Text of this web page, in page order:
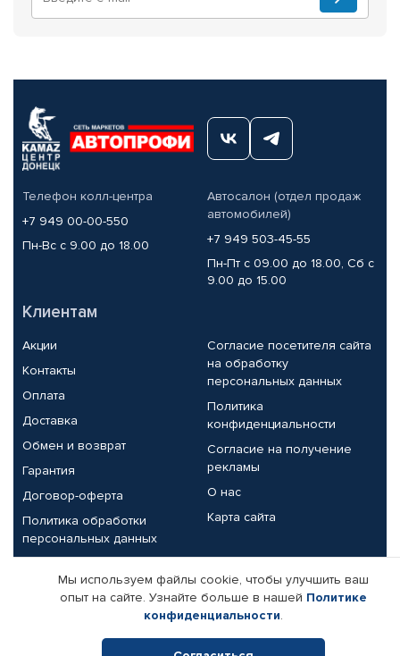
Телефон колл-центра
+7 949 00-00-550
Пн-Вс с 9.00 до 18.00
Автосалон (отдел продаж
автомобилей)
+7 949 503-45-55
Пн-Пт с 09.00 до 18.00, Сб с
9.00 до 15.00
Клиентам
Акции
Контакты
Оплата
Доставка
Обмен и возврат
Гарантия
Договор-оферта
Политика обработки
персональных данных
Согласие посетителя сайта
на обработку
персональных данных
Политика
конфиденциальности
Согласие на получение
рекламы
О нас
Карта сайта
Партнерам
Корпоративным клиентам
Поставщикам
Реквизиты компании
Мы используем файлы cookie, чтобы улучшить ваш
опыт на сайте. Узнайте больше в нашей Политике
конфиденциальности.